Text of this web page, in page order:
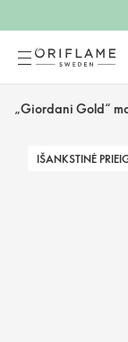
„Giordani Gold“
IŠANKSTINĖ